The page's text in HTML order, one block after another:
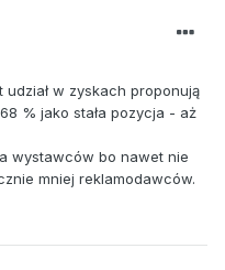
udział w zyskach proponują
% jako stała pozycja - aż
wystawców bo nawet nie
mniej reklamodawców.